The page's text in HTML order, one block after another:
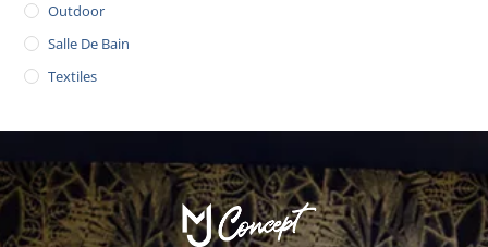
Outdoor
Salle De Bain
Textiles